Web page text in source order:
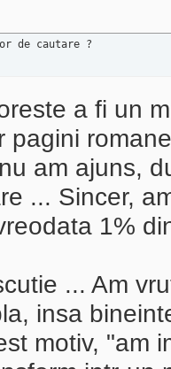
de cautare ?
a fi un
pagini
am ajuns,
... Sincer,
1%
... Am
insa
motiv, "am